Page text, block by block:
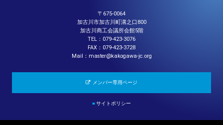
〒675-0064
加古川市加古川町溝之口800
加古川商工会議所会館5階
TEL：079-423-3076
FAX：079-423-3728
Mail：master@kakogawa-jc.org
メンバー専用ページ
■サイトポリシー